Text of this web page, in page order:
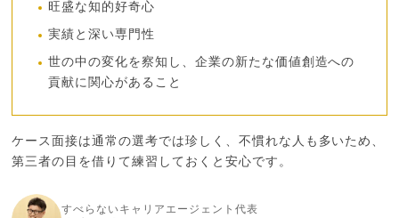
旺盛な知的好奇心
実績と深い専門性
世の中の変化を察知し、企業の新たな価値創造への
貢献に関心があること
ケース面接は通常の選考では珍しく、不慣れな人も多いため、
第三者の目を借りて練習しておくと安心です。
すべらないキャリアエージェント代表